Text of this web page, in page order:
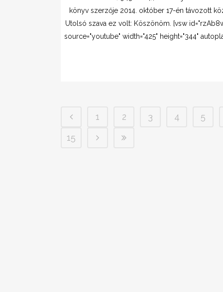
könyv szerzője 2014. október 17-én távozott
Utolsó szava ez volt: Köszönöm. [vsw
source="youtube" width="425" height="344"
1 2 3 4
5
15